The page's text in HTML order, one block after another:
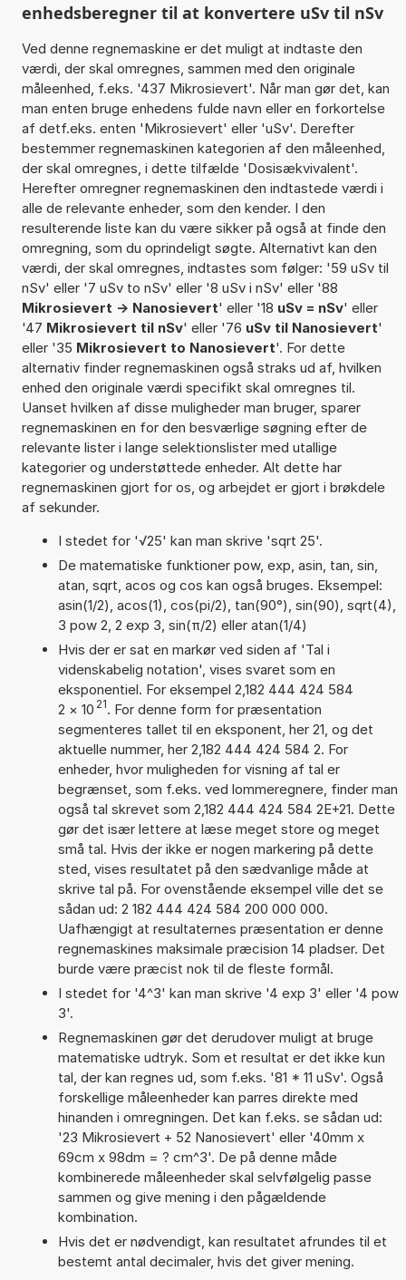
enhedsberegner til at konvertere uSv til nSv
Ved denne regnemaskine er det muligt at indtaste den
værdi, der skal omregnes, sammen med den originale
måleenhed, f.eks. '437 Mikrosievert'. Når man gør det, kan
man enten bruge enhedens fulde navn eller en forkortelse
af detf.eks. enten 'Mikrosievert' eller 'uSv'. Derefter
bestemmer regnemaskinen kategorien af den måleenhed,
der skal omregnes, i dette tilfælde 'Dosisækvivalent'.
Herefter omregner regnemaskinen den indtastede værdi i
alle de relevante enheder, som den kender. I den
resulterende liste kan du være sikker på også at finde den
omregning, som du oprindeligt søgte. Alternativt kan den
værdi, der skal omregnes, indtastes som følger: '59 uSv til
nSv' eller '7 uSv to nSv' eller '8 uSv i nSv' eller '88
Mikrosievert -> Nanosievert' eller '18 uSv = nSv' eller
'47 Mikrosievert til nSv' eller '76 uSv til Nanosievert'
eller '35 Mikrosievert to Nanosievert'. For dette
alternativ finder regnemaskinen også straks ud af, hvilken
enhed den originale værdi specifikt skal omregnes til.
Uanset hvilken af disse muligheder man bruger, sparer
regnemaskinen en for den besværlige søgning efter de
relevante lister i lange selektionslister med utallige
kategorier og understøttede enheder. Alt dette har
regnemaskinen gjort for os, og arbejdet er gjort i brøkdele
af sekunder.
I stedet for '√25' kan man skrive 'sqrt 25'.
De matematiske funktioner pow, exp, asin, tan, sin,
atan, sqrt, acos og cos kan også bruges. Eksempel:
asin(1/2), acos(1), cos(pi/2), tan(90°), sin(90), sqrt(4),
3 pow 2, 2 exp 3, sin(π/2) eller atan(1/4)
Hvis der er sat en markør ved siden af 'Tal i
videnskabelig notation', vises svaret som en
eksponentiel. For eksempel 2,182 444 424 584
2 × 10 21. For denne form for præsentation
segmenteres tallet til en eksponent, her 21, og det
aktuelle nummer, her 2,182 444 424 584 2. For
enheder, hvor muligheden for visning af tal er
begrænset, som f.eks. ved lommeregnere, finder man
også tal skrevet som 2,182 444 424 584 2E+21. Dette
gør det især lettere at læse meget store og meget
små tal. Hvis der ikke er nogen markering på dette
sted, vises resultatet på den sædvanlige måde at
skrive tal på. For ovenstående eksempel ville det se
sådan ud: 2 182 444 424 584 200 000 000.
Uafhængigt at resultaternes præsentation er denne
regnemaskines maksimale præcision 14 pladser. Det
burde være præcist nok til de fleste formål.
I stedet for '4^3' kan man skrive '4 exp 3' eller '4 pow
3'.
Regnemaskinen gør det derudover muligt at bruge
matematiske udtryk. Som et resultat er det ikke kun
tal, der kan regnes ud, som f.eks. '81 * 11 uSv'. Også
forskellige måleenheder kan parres direkte med
hinanden i omregningen. Det kan f.eks. se sådan ud:
'23 Mikrosievert + 52 Nanosievert' eller '40mm x
69cm x 98dm = ? cm^3'. De på denne måde
kombinerede måleenheder skal selvfølgelig passe
sammen og give mening i den pågældende
kombination.
Hvis det er nødvendigt, kan resultatet afrundes til et
bestemt antal decimaler, hvis det giver mening.